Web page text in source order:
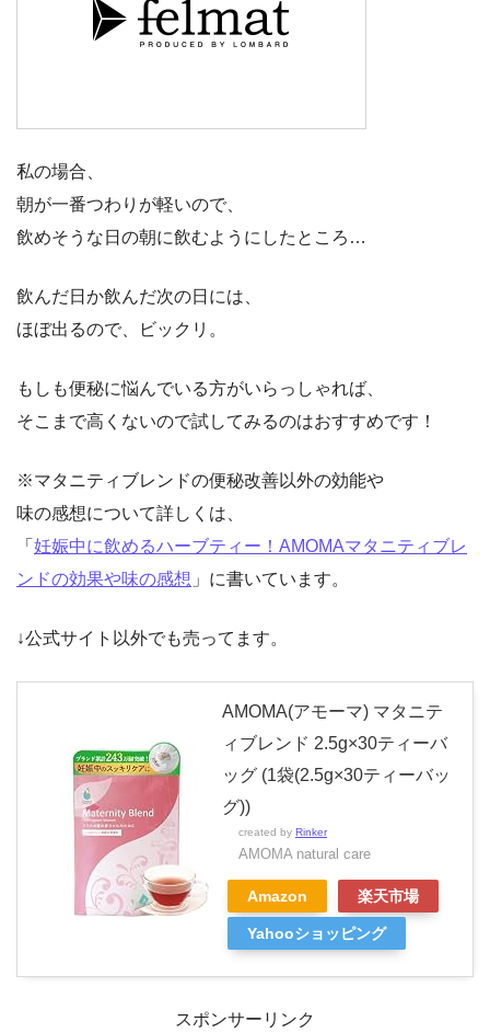
私の場合、
朝が一番つわりが軽いので、
飲めそうな日の朝に飲むようにしたところ…
飲んだ日か飲んだ次の日には、
ほぼ出るので、ビックリ。
もしも便秘に悩んでいる方がいらっしゃれば、
そこまで高くないので試してみるのはおすすめです！
※マタニティブレンドの便秘改善以外の効能や
味の感想について詳しくは、
「 妊娠中に飲めるハーブティー！AMOMAマタニティブレ
ンドの効果や味の感想 」に書いています。
↓公式サイト以外でも売ってます。
AMOMA(アモーマ) マタニテ
ィブレンド 2.5g×30ティーバ
ッグ (1袋(2.5g×30ティーバッ
グ))
created by Rinker
AMOMA natural care
Amazon 楽天市場
Yahooショッピング
スポンサーリンク